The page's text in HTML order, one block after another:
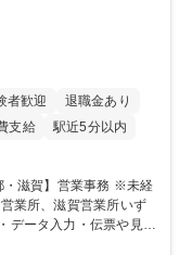
者歓迎
退職金あり
支給
駅近5分以内
データ入力・伝票や見積
する事務業務や業務改